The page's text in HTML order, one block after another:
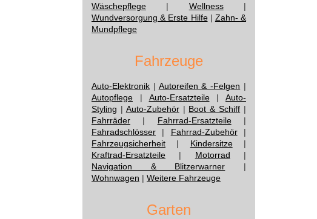
Wäschepflege | Wellness|
Wundversorgung & Erste Hilfe| Zahn- &
Mundpflege
Fahrzeuge
Auto-Elektronik | Autoreifen & -Felgen |
Autopflege | Auto-Ersatzteile| Auto-
Styling | Auto-Zubehör| Boot & Schiff |
Fahrräder | Fahrrad-Ersatzteile|
Fahradschlösser | Fahrrad-Zubehör|
Fahrzeugsicherheit | Kindersitze|
Kraftrad-Ersatzteile | Motorrad |
Navigation & Blitzerwarner |
Wohnwagen | Weitere Fahrzeuge
Garten